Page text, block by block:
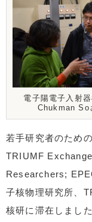
電子陽電子入射
Chukman So
若手研究者のため
TRIUMF
Researchers;
子核物理研究所、
核研に滞在しまし